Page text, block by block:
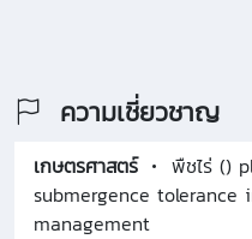
ความเชี่ยวชาญ
เกษตรศาสตร์
พืชไร่ ()
submergence tolerance
management